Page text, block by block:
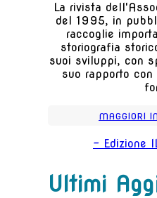
La rivista
del 1995, in
raccoglie
storiografia
suoi sviluppi, con
suo rapporto
MAGGIORI
- Edizione
Ultimi